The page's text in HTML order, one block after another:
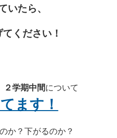
いたら、
ください！
２学期中間について
ます！
か？下がるのか？